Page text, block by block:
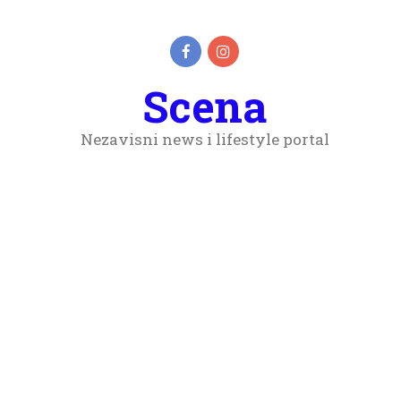
Scena
Nezavisni news i lifestyle portal